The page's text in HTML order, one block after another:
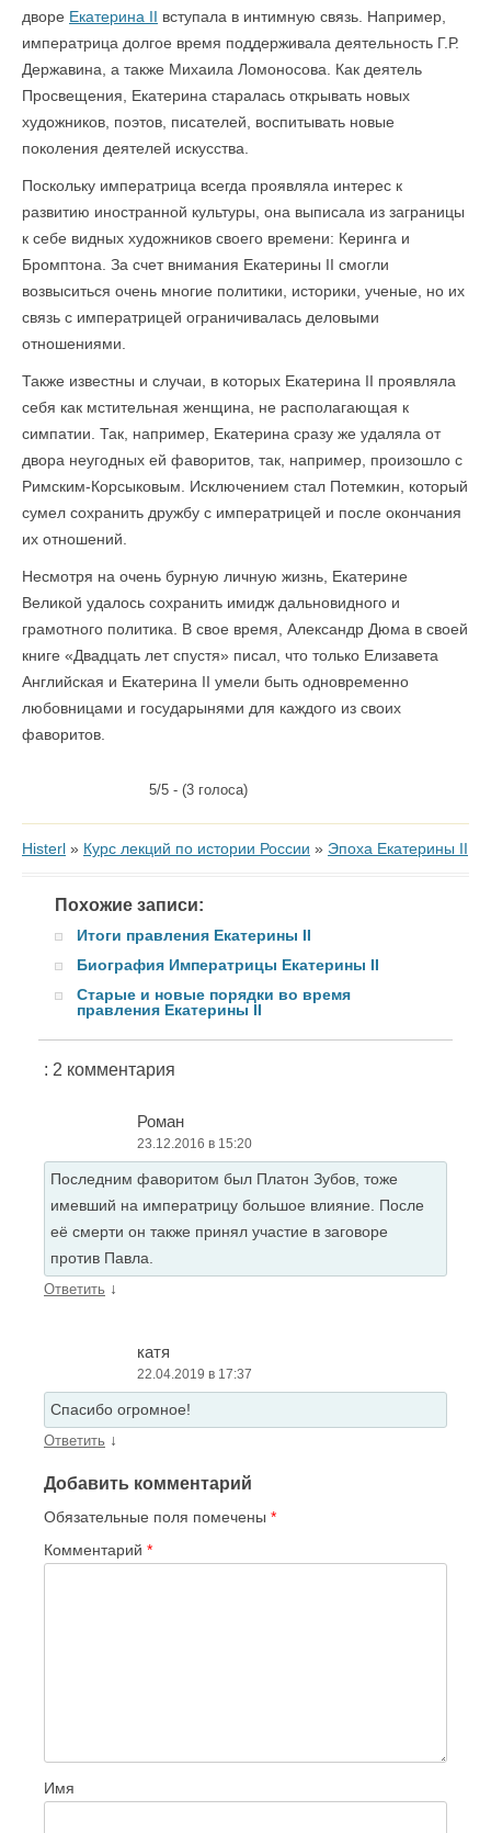
дворе Екатерина II вступала в интимную связь. Например,
императрица долгое время поддерживала деятельность Г.Р.
Державина, а также Михаила Ломоносова. Как деятель
Просвещения, Екатерина старалась открывать новых
художников, поэтов, писателей, воспитывать новые
поколения деятелей искусства.
Поскольку императрица всегда проявляла интерес к
развитию иностранной культуры, она выписала из заграницы
к себе видных художников своего времени: Керинга и
Бромптона. За счет внимания Екатерины II смогли
возвыситься очень многие политики, историки, ученые, но их
связь с императрицей ограничивалась деловыми
отношениями.
Также известны и случаи, в которых Екатерина II проявляла
себя как мстительная женщина, не располагающая к
симпатии. Так, например, Екатерина сразу же удаляла от
двора неугодных ей фаворитов, так, например, произошло с
Римским-Корсыковым. Исключением стал Потемкин, который
сумел сохранить дружбу с императрицей и после окончания
их отношений.
Несмотря на очень бурную личную жизнь, Екатерине
Великой удалось сохранить имидж дальновидного и
грамотного политика. В свое время, Александр Дюма в своей
книге «Двадцать лет спустя» писал, что только Елизавета
Английская и Екатерина II умели быть одновременно
любовницами и государынями для каждого из своих
фаворитов.
5/5 - (3 голоса)
Histerl » Курс лекций по истории России » Эпоха Екатерины II
Похожие записи:
Итоги правления Екатерины II
Биография Императрицы Екатерины II
Старые и новые порядки во время
правления Екатерины II
: 2 комментария
Роман
23.12.2016 в 15:20
Последним фаворитом был Платон Зубов, тоже
имевший на императрицу большое влияние. После
её смерти он также принял участие в заговоре
против Павла.
Ответить ↓
катя
22.04.2019 в 17:37
Спасибо огромное!
Ответить ↓
Добавить комментарий
Обязательные поля помечены *
Комментарий *
Имя